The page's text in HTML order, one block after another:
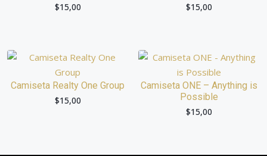
$15,00
$15,00
Camiseta Realty One Group
$15,00
Camiseta ONE – Anything is
Possible
$15,00